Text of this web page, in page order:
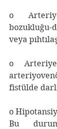
o
bozukluğu-
veya
o
fistülde
o
Bu